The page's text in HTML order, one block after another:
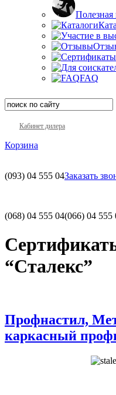
FAQ
Кабинет дилера
Корзина
(093) 04 555 04Заказать
(068) 04 555 04(066) 04 555
“Сталекс”
Профнастил,
каркасный